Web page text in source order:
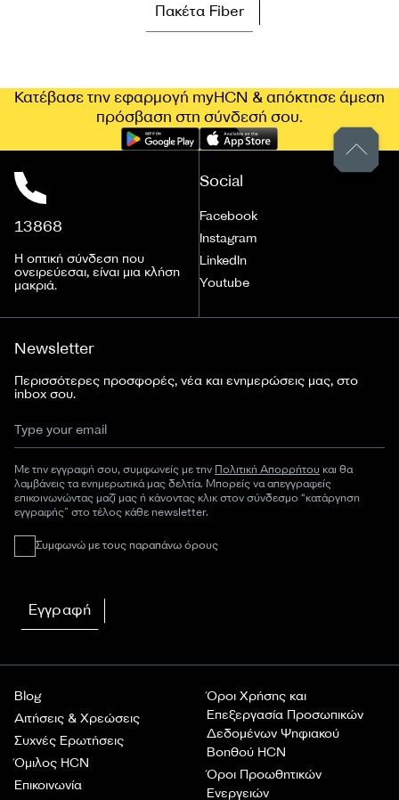
Πακέτα Fiber
Κατέβασε την εφαρμογή myHCN & απόκτησε άμεση
πρόσβαση στη σύνδεσή σου.
13868
Η οπτική σύνδεση που
ονειρεύεσαι, είναι μια κλήση
μακριά.
Blog
Αιτήσεις & Χρεώσεις
Συχνές Ερωτήσεις
Όμιλος HCN
Επικοινωνία
Όροι Χρήσης και
Επεξεργασία Προσωπικών
Δεδομένων Ψηφιακού
Βοηθού HCN
Όροι Προωθητικών
Ενεργειών
Social
Facebook
Instagram
LinkedIn
Youtube
Newsletter
Περισσότερες προσφορές, νέα και ενημερώσεις μας, στο
inbox σου.
Με την εγγραφή σου, συμφωνείς με την Πολιτική Απορρήτου και θα
λαμβάνεις τα ενημερωτικά μας δελτία. Μπορείς να απεγγραφείς
επικοινωνώντας μαζί μας ή κάνοντας κλικ στον σύνδεσμο “κατάργηση
εγγραφής” στο τέλος κάθε newsletter.
Συμφωνώ με τους παραπάνω όρους
Εγγραφή